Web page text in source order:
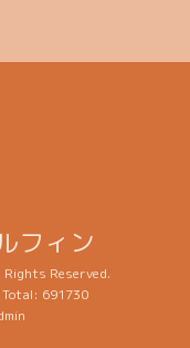
フィン
Rights Reserved.
691730